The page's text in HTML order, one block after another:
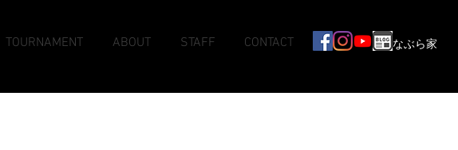
TOURNAMENT ABOUT STAFF CONTACT なぶら家